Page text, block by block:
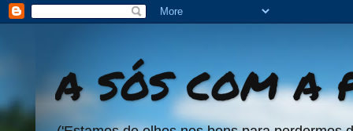
A SÓS COM A